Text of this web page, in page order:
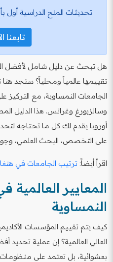
تحديثات المنح الدراسية أول
تابعنا
هل تبحث عن دليل شامل لأفضل
تقييمها عالمياً ومحلياً؟ ستجد
الجامعات النمساوية، مع التركيز
وسالزبورغ وغراتس. هذا الدليل
أوروبا يقدم لك كل ما تحتاجه
على التخصص، البحث العلمي،
اقرأ أيضاً: ترتيب الجامعات في هنغاريا
المعايير العالمية
النمساوية
كيف يتم تقييم المؤسسات
العالي العالمية؟ إن عملية تحديد